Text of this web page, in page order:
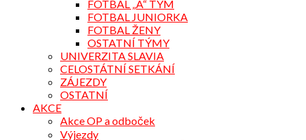
FOTBAL „A“ TÝM
FOTBAL JUNIORKA
FOTBAL ŽENY
OSTATNÍ TÝMY
UNIVERZITA SLAVIA
CELOSTÁTNÍ SETKÁNÍ
ZÁJEZDY
OSTATNÍ
AKCE
Akce OP a odboček
Výjezdy